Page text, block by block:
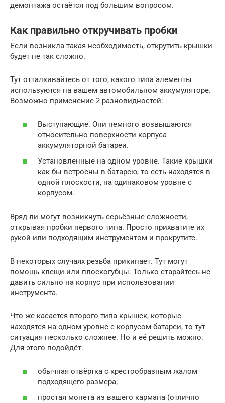
демонтажа остаётся под большим вопросом.
Как правильно откручивать пробки
Если возникла такая необходимость, открутить крышки
будет не так сложно.
Тут отталкивайтесь от того, какого типа элементы
используются на вашем автомобильном аккумуляторе.
Возможно применение 2 разновидностей:
Выступающие. Они немного возвышаются
относительно поверхности корпуса
аккумуляторной батареи.
Установленные на одном уровне. Такие крышки
как бы встроены в батарею, то есть находятся в
одной плоскости, на одинаковом уровне с
корпусом.
Вряд ли могут возникнуть серьёзные сложности,
открывая пробки первого типа. Просто прихватите их
рукой или подходящим инструментом и прокрутите.
В некоторых случаях резьба прикипает. Тут могут
помощь клещи или плоскогубцы. Только старайтесь не
давить сильно на корпус при использовании
инструмента.
Что же касается второго типа крышек, которые
находятся на одном уровне с корпусом батареи, то тут
ситуация несколько сложнее. Но и её решить можно.
Для этого подойдёт:
обычная отвёртка с крестообразным жалом
подходящего размера;
простая монета из вашего кармана (отлично